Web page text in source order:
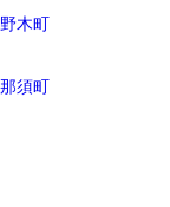
野木町
那須町